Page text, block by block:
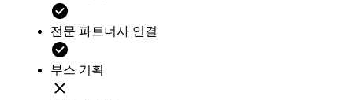
전문 파트너사 연결
부스 기획